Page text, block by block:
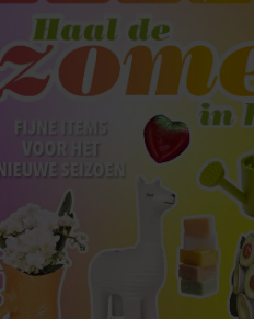
Tips om je lekker
te
Met de Santé nieuwsbrief
week tips om je energiek,
balans te